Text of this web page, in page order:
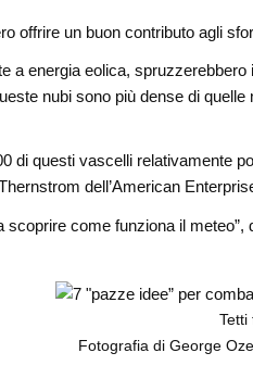
offrire un buon contributo agli
a energia eolica,
nubi sono più dense di
di questi vascelli relativamente
dell’American
scoprire come funziona il
Tetti
Fotografia di George